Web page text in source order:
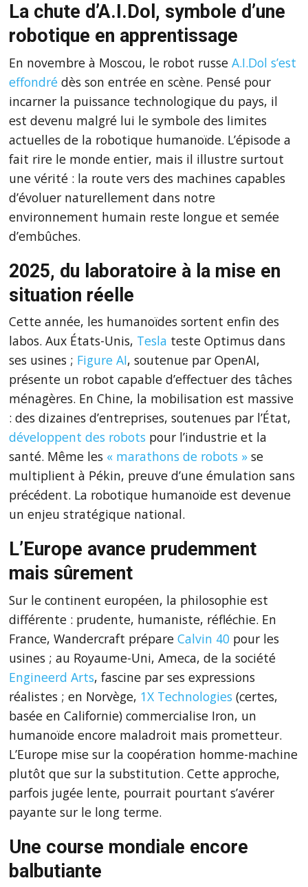
La chute d’A.I.Dol, symbole d’une
robotique en apprentissage
En novembre à Moscou, le robot russeA.I.Dol s’est
effondré dès son entrée en scène. Pensé pour
incarner la puissance technologique du pays, il
est devenu malgré lui le symbole des limites
actuelles de la robotique humanoïde. L’épisode a
fait rire le monde entier, mais il illustre surtout
une vérité : la route vers des machines capables
d’évoluer naturellement dans notre
environnement humain reste longue et semée
d’embûches.
2025, du laboratoire à la mise en
situation réelle
Cette année, les humanoïdes sortent enfin des
labos. Aux États-Unis, Tesla teste Optimus dans
ses usines ; Figure AI, soutenue par OpenAI,
présente un robot capable d’effectuer des tâches
ménagères. En Chine, la mobilisation est massive
: des dizaines d’entreprises, soutenues par l’État,
développent des robots pour l’industrie et la
santé. Même les « marathons de robots » se
multiplient à Pékin, preuve d’une émulation sans
précédent. La robotique humanoïde est devenue
un enjeu stratégique national.
L’Europe avance prudemment
mais sûrement
Sur le continent européen, la philosophie est
différente : prudente, humaniste, réfléchie. En
France, Wandercraft prépareCalvin 40 pour les
usines ; au Royaume-Uni, Ameca, de la société
Engineerd Arts, fascine par ses expressions
réalistes ; en Norvège, 1X Technologies (certes,
basée en Californie) commercialise Iron, un
humanoïde encore maladroit mais prometteur.
L’Europe mise sur la coopération homme-machine
plutôt que sur la substitution. Cette approche,
parfois jugée lente, pourrait pourtant s’avérer
payante sur le long terme.
Une course mondiale encore
balbutiante